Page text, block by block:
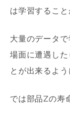
は学習すること
大量のデータ
場面に遭遇し
とが出来るよう
では部品Zの寿